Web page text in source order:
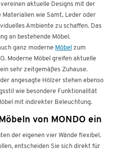
aktuelle Designs mit der
wie Samt, Leder oder
Ambiente zu schaffen. Das
an bestehende Möbel.
ganz moderne Möbel zum
Moderne Möbel greifen aktuelle
sehr zeitgemäßes Zuhause.
angesagte Hölzer stehen ebenso
wie besondere Funktionalität
mit indirekter Beleuchtung.
von MONDO ein
der eigenen vier Wände flexibel.
entscheiden Sie sich direkt für